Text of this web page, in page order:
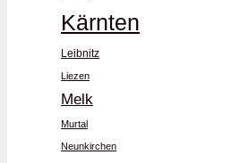
Kärnten
Leibnitz
Liezen
Melk
Murtal
Neunkirchen